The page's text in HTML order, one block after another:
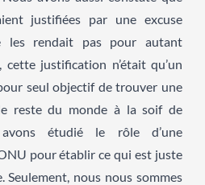
justifiées par une excuse
les rendait pas pour autant
justification n’était qu’un
seul objectif de trouver une
reste du monde à la soif de
étudié le rôle d’une
pour établir ce qui est juste
Seulement, nous nous sommes